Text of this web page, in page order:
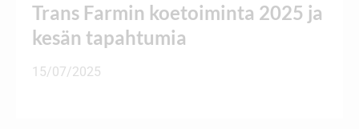
Trans Farmin koetoiminta 2025 ja
kesän tapahtumia
15/07/2025